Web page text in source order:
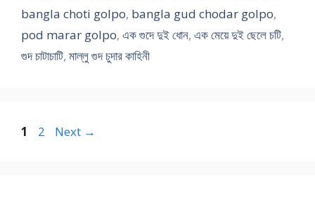
bangla choti golpo, bangla gud chodar golpo,
pod marar golpo, এক গুদে দুই ধোন, এক মেয়ে দুই ছেলে চটি,
গুদ চাটাচাটি, মাল্লু গুদ চুদার কাহিনী
Page
1 Page
2 Next →